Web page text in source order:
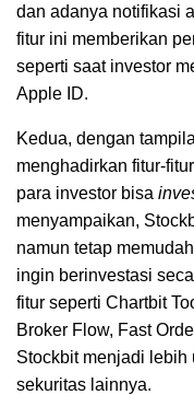
dan adanya notifikasi
fitur ini memberikan
seperti saat investor
Apple ID.
Kedua, dengan
menghadirkan fitur-
para investor bisa
menyampaikan,
namun tetap
ingin berinvestasi
fitur seperti Chartbit
Broker Flow, Fast
Stockbit menjadi
sekuritas lainnya.